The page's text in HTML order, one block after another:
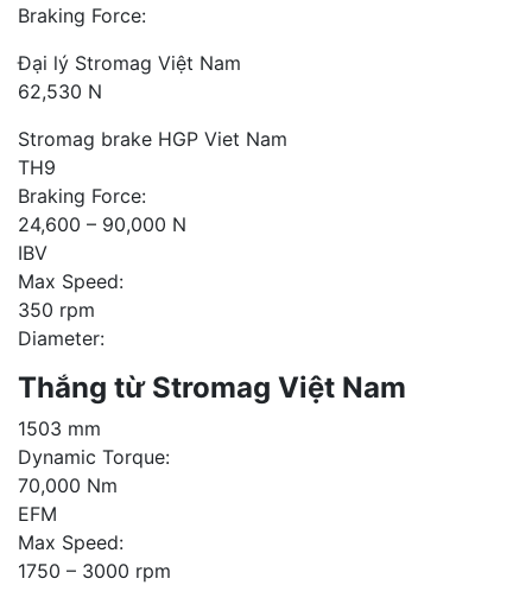
Braking Force:
Đại lý Stromag Việt Nam
62,530 N
Stromag brake HGP Viet Nam
TH9
Braking Force:
24,600 – 90,000 N
IBV
Max Speed:
350 rpm
Diameter:
Thắng từ Stromag Việt Nam
1503 mm
Dynamic Torque:
70,000 Nm
EFM
Max Speed:
1750 – 3000 rpm